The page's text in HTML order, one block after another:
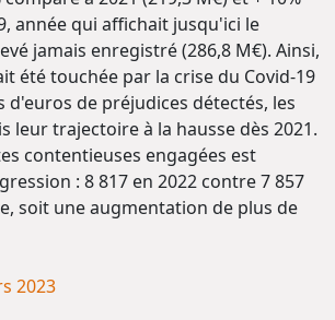
année qui affichait jusqu'ici le
jamais enregistré (286,8 M€). Ainsi,
été touchée par la crise du Covid-19
d'euros de préjudices détectés, les
leur trajectoire à la hausse dès 2021.
contentieuses engagées est
: 8 817 en 2022 contre 7 857
soit une augmentation de plus de
2023